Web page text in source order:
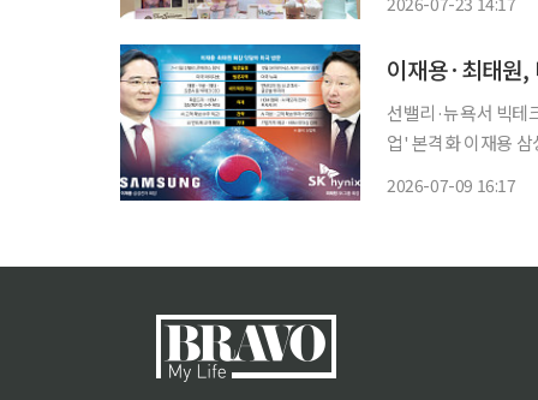
이재용·최태원
선밸리·뉴욕서 빅
업' 본격화 이재용 삼성전자 회장과 최태원 SK그룹 회장이 나란히 미국을 찾아 글로벌 빅테
2026-07-09 16:17